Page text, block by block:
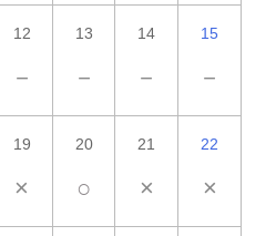
12
－
13
－
14
－
15
－
19
×
20
○
21
×
22
×